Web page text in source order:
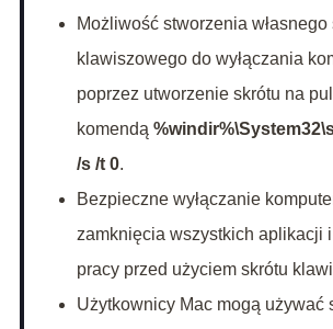
Możliwość stworzenia własnego
klawiszowego do wyłączania
poprzez utworzenie skrótu na
komendą
/s /t 0.
Bezpieczne wyłączanie
zamknięcia wszystkich aplikacji
pracy przed użyciem skrótu
Użytkownicy Mac mogą używać